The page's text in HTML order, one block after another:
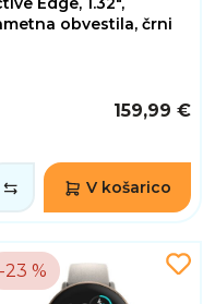
obvestila, črni
159,99 €
V košarico
-23 %